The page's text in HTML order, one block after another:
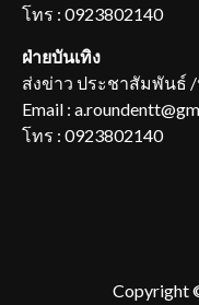
โทร : 0923802140
ฝ่ายบันเทิง
ส่งข่าว ประชาสัมพันธ์
Email :
โทร : 0923802140
Copyright